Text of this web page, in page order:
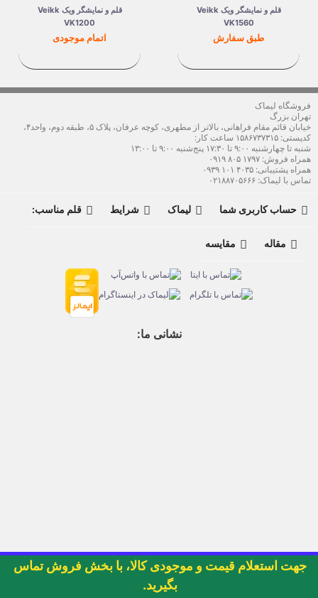
جهت استعلام قیمت و موجودی کالا، با بخش فروش تماس
بگیرید.
قلم و نمایشگر ویک Veikk
VK1560
قیمت
طبق سفارش
قلم و نمایشگر ویک Veikk
VK1200
قیمت
اتمام موجودی
فروشگاه لیماک
تهران بزرگ
خیابان قائم مقام فراهانی، بالاتر از مطهری، کوچه عرفان، پلاک ۵، طبقه دوم، واحد۴،
کدپستی: ۱۵۸۶۷۳۷۳۱۵ ساعت کار:
شنبه تا چهارشنبه ۹:۰۰ تا ۱۷:۳۰ پنج‌شنبه ۹:۰۰ تا ۱۳:۰۰
همراه فروش: ۱۷۹۷ ۸۰۵ ۰۹۱۹
همراه پشتیبانی: ۴۰۳۵ ۱۰۱ ۰۹۳۹
تماس با لیماک: ۰۲۱۸۸۷۰۵۶۶۶
حساب کاربری شما  لیماک  شرایط  قلم مناسب: 
مقاله  مقایسه 
نشانی ما: